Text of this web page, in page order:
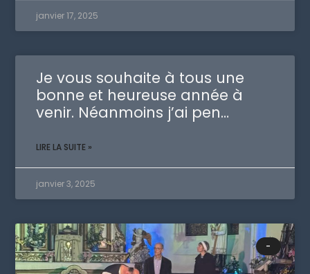
janvier 17, 2025
Je vous souhaite à tous une
bonne et heureuse année à
venir. Néanmoins j’ai pen…
LIRE LA SUITE »
janvier 3, 2025
-